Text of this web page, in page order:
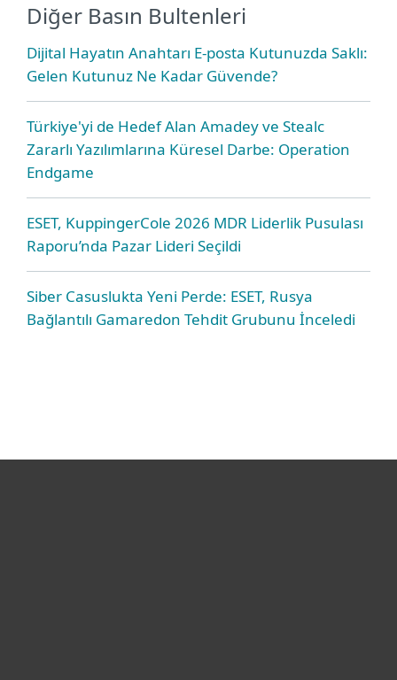
Diğer Basın Bultenleri
Dijital Hayatın Anahtarı E-posta Kutunuzda Saklı:
Gelen Kutunuz Ne Kadar Güvende?
Türkiye'yi de Hedef Alan Amadey ve Stealc
Zararlı Yazılımlarına Küresel Darbe: Operation
Endgame
ESET, KuppingerCole 2026 MDR Liderlik Pusulası
Raporu’nda Pazar Lideri Seçildi
Siber Casuslukta Yeni Perde: ESET, Rusya
Bağlantılı Gamaredon Tehdit Grubunu İnceledi